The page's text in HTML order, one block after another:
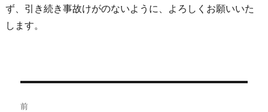
ず、引き続き事故けがのないように、よろしくお願いいた
します。
前